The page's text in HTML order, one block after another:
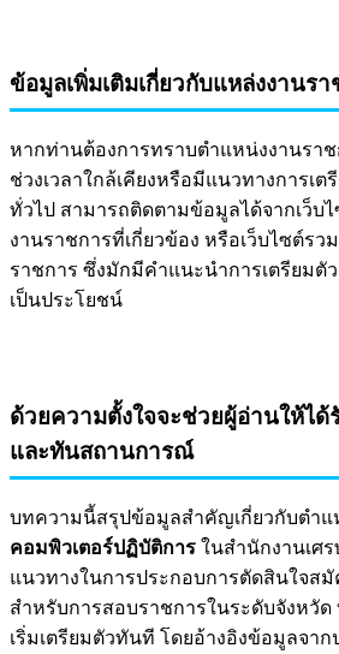
ข้อมูลเพิ่มเติมเกี่ยวกับแหล่งงานรา
หากท่านต้องการทราบตำแหน่งงานรา
ช่วงเวลาใกล้เคียงหรือมีแนวทางการเ
ทั่วไป สามารถติดตามข้อมูลได้จากเว็บ
งานราชการที่เกี่ยวข้อง หรือเว็บไซต์ร
ราชการ ซึ่งมักมีคำแนะนำการเตรียมตั
เป็นประโยชน์
ด้วยความตั้งใจจะช่วยผู้อ่านให้ไ
และทันสถานการณ์
บทความนี้สรุปข้อมูลสำคัญเกี่ยวกับตำแ
คอมพิวเตอร์ปฏิบัติการ ในสำนักงานเศ
แนวทางในการประกอบการตัดสินใจสมั
สำหรับการสอบราชการในระดับจังหวั
เริ่มเตรียมตัวทันที โดยอ้างอิงข้อมูลจา